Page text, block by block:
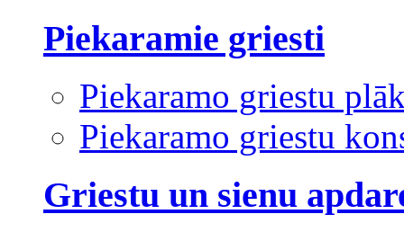
Piekaramie griesti
Piekaramo griestu
Piekaramo griestu
Griestu un sienu